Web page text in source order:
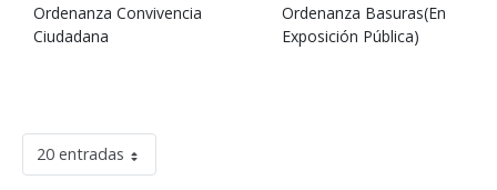
Ordenanza Convivencia
Ciudadana
Ordenanza Basuras(En
Exposición Pública)
20 entradas